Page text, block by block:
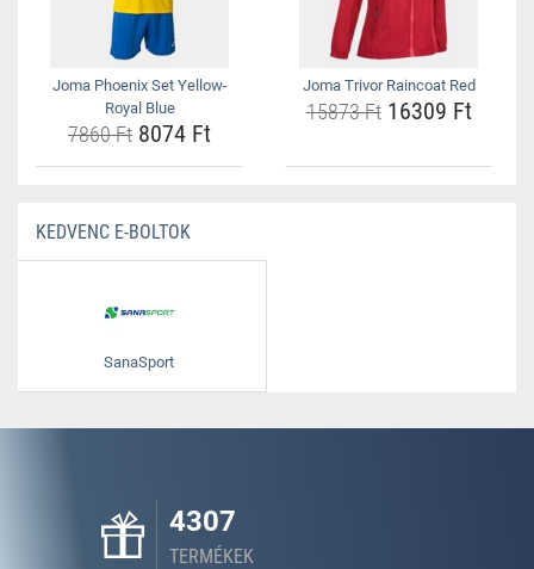
Joma Phoenix Set Yellow-
Royal Blue
7860 Ft 8074 Ft
Joma Trivor Raincoat Red
15873 Ft16309 Ft
KEDVENC E-BOLTOK
SanaSport
4307
TERMÉKEK